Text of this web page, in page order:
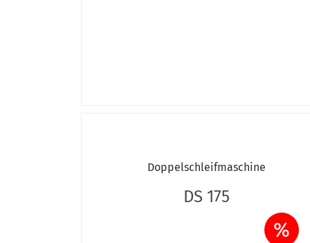
OPTIgrind GZ 25C
OPTIgrind GZ 25D
Doppelschleifmaschine
DS 175
%